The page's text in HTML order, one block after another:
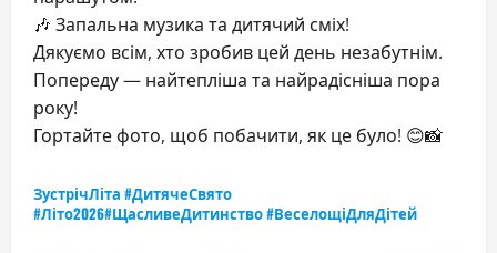
🎶 Запальна музика та дитячий сміх!
Дякуємо всім, хто зробив цей день незабутнім.
Попереду — найтепліша та найрадісніша пора
року!
Гортайте фото, щоб побачити, як це було! 😊📸
ЗустрічЛіта #ДитячеСвято
#Літо2026#ЩасливеДитинство #ВеселощіДляДітей